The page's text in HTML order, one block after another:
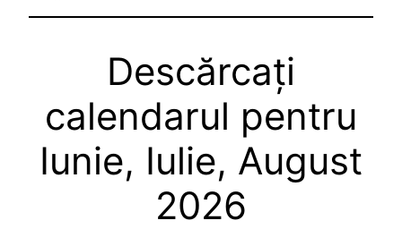
Descărcați
calendarul pentru
Iunie, Iulie, August
2026